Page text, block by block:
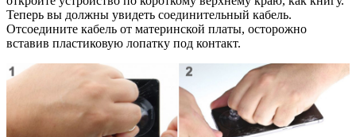
Теперь вы должны увидеть соединительный кабель.
Отсоедините кабель от материнской платы, осторожно
вставив пластиковую лопатку под контакт.